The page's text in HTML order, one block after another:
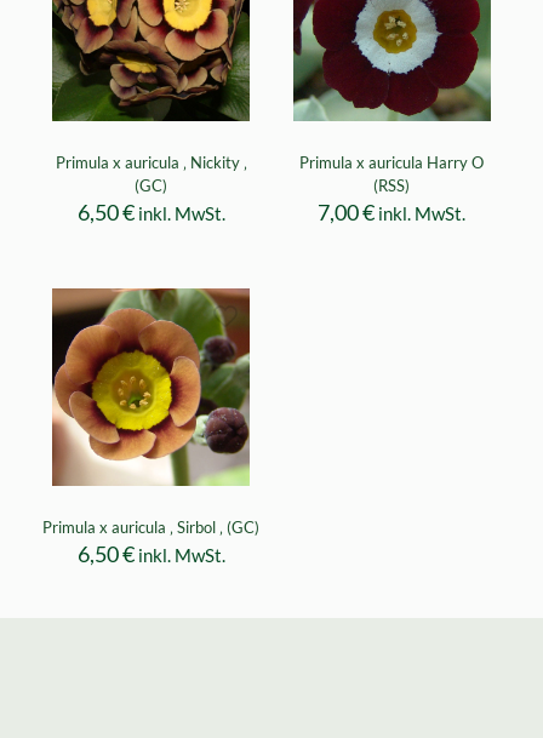
Primula x auricula ‚ Nickity ‚
(GC)
6,50€ inkl. MwSt.
Primula x auricula Harry O
(RSS)
7,00€ inkl. MwSt.
Primula x auricula ‚ Sirbol ‚ (GC)
6,50€ inkl. MwSt.